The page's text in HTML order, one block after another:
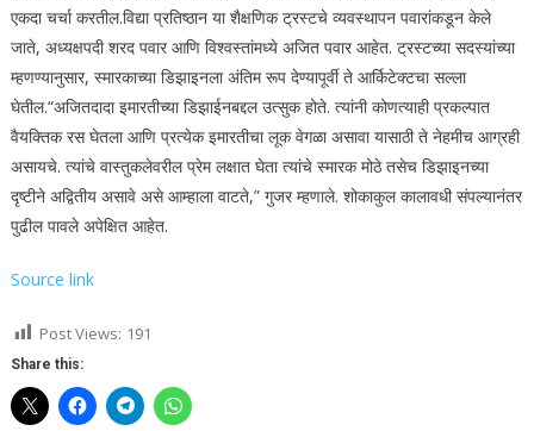
एकदा चर्चा करतील.विद्या प्रतिष्ठान या शैक्षणिक ट्रस्टचे व्यवस्थापन पवारांकडून केले
जाते, अध्यक्षपदी शरद पवार आणि विश्वस्तांमध्ये अजित पवार आहेत. ट्रस्टच्या सदस्यांच्या
म्हणण्यानुसार, स्मारकाच्या डिझाइनला अंतिम रूप देण्यापूर्वी ते आर्किटेक्टचा सल्ला
घेतील.“अजितदादा इमारतीच्या डिझाईनबद्दल उत्सुक होते. त्यांनी कोणत्याही प्रकल्पात
वैयक्तिक रस घेतला आणि प्रत्येक इमारतीचा लूक वेगळा असावा यासाठी ते नेहमीच आग्रही
असायचे. त्यांचे वास्तुकलेवरील प्रेम लक्षात घेता त्यांचे स्मारक मोठे तसेच डिझाइनच्या
दृष्टीने अद्वितीय असावे असे आम्हाला वाटते,” गुजर म्हणाले. शोकाकुल कालावधी संपल्यानंतर
पुढील पावले अपेक्षित आहेत.
Source link
Post Views: 191
Share this: